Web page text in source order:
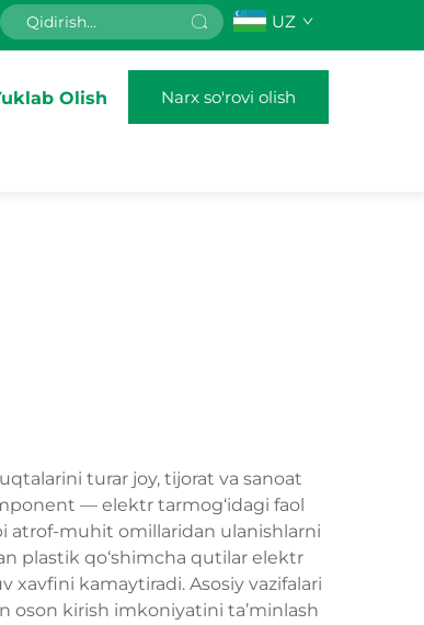
UZ
Olish Narx so'rovi olish
turar joy, tijorat va sanoat
— elektr tarmog‘idagi faol
atrof-muhit omillaridan ulanishlarni
plastik qo‘shimcha qutilar elektr
xavfini kamaytiradi. Asosiy vazifalari
oson kirish imkoniyatini ta’minlash